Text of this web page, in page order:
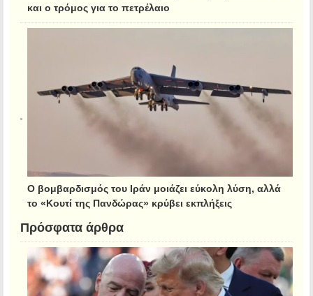
και ο τρόμος για το πετρέλαιο
Ο βομβαρδισμός του Ιράν μοιάζει εύκολη λύση, αλλά
το «Κουτί της Πανδώρας» κρύβει εκπλήξεις
Πρόσφατα άρθρα